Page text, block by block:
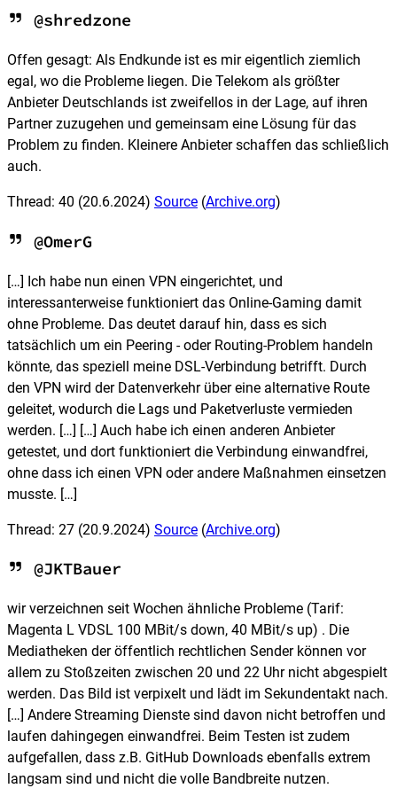
@shredzone
Offen gesagt: Als Endkunde ist es mir eigentlich ziemlich
egal, wo die Probleme liegen. Die Telekom als größter
Anbieter Deutschlands ist zweifellos in der Lage, auf ihren
Partner zuzugehen und gemeinsam eine Lösung für das
Problem zu finden. Kleinere Anbieter schaffen das schließlich
auch.
Thread: 40 (20.6.2024) Source (Archive.org)
@OmerG
[…] Ich habe nun einen VPN eingerichtet, und
interessanterweise funktioniert das Online-Gaming damit
ohne Probleme. Das deutet darauf hin, dass es sich
tatsächlich um ein Peering - oder Routing-Problem handeln
könnte, das speziell meine DSL-Verbindung betrifft. Durch
den VPN wird der Datenverkehr über eine alternative Route
geleitet, wodurch die Lags und Paketverluste vermieden
werden. […] […] Auch habe ich einen anderen Anbieter
getestet, und dort funktioniert die Verbindung einwandfrei,
ohne dass ich einen VPN oder andere Maßnahmen einsetzen
musste. […]
Thread: 27 (20.9.2024) Source (Archive.org)
@JKTBauer
wir verzeichnen seit Wochen ähnliche Probleme (Tarif:
Magenta L VDSL 100 MBit/s down, 40 MBit/s up) . Die
Mediatheken der öffentlich rechtlichen Sender können vor
allem zu Stoßzeiten zwischen 20 und 22 Uhr nicht abgespielt
werden. Das Bild ist verpixelt und lädt im Sekundentakt nach.
[…] Andere Streaming Dienste sind davon nicht betroffen und
laufen dahingegen einwandfrei. Beim Testen ist zudem
aufgefallen, dass z.B. GitHub Downloads ebenfalls extrem
langsam sind und nicht die volle Bandbreite nutzen.